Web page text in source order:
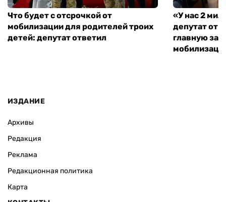
Что будет с отсрочкой от
мобилизации для родителей троих
детей: депутат ответил
«У нас 2
депутат от
главную
ИЗДАНИЕ
Архивы
Редакция
Реклама
Редакционная политика
Карта